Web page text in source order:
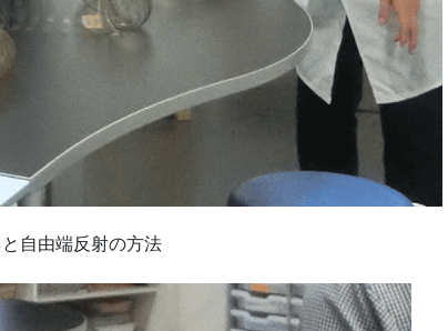
自由端反射の方法